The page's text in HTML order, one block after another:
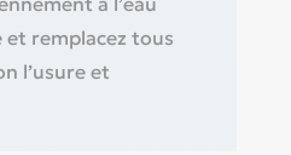
et remplacez tous
l’usure et